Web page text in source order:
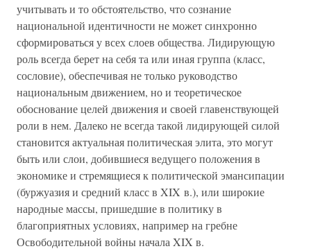
учитывать и то обстоятельство, что сознание
национальной идентичности не может синхронно
сформироваться у всех слоев общества. Лидирующую
роль всегда берет на себя та или иная группа (класс,
сословие), обеспечивая не только руководство
национальным движением, но и теоретическое
обоснование целей движения и своей главенствующей
роли в нем. Далеко не всегда такой лидирующей силой
становится актуальная политическая элита, это могут
быть или слои, добившиеся ведущего положения в
экономике и стремящиеся к политической эмансипации
(буржуазия и средний класс в XIX в.), или широкие
народные массы, пришедшие в политику в
благоприятных условиях, например на гребне
Освободительной войны начала XIX в.